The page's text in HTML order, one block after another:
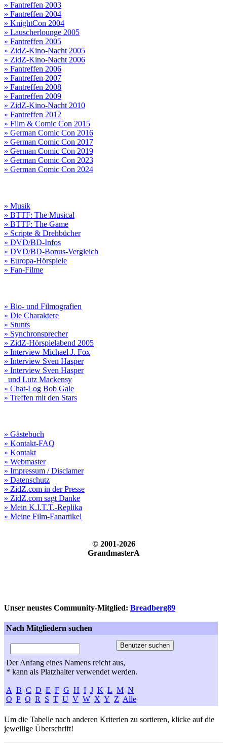
» Fantreffen 2003
» Fantreffen 2004
» KnightCon 2004
» Lauscherlounge 2005
» Fantreffen 2005
» ZidZ-Kino-Nacht 2005
» ZidZ-Kino-Nacht 2006
» Fantreffen 2006
» Fantreffen 2007
» Fantreffen 2008
» Fantreffen 2009
» ZidZ-Kino-Nacht 2010
» Fantreffen 2012
» Film & Comic Con 2015
» German Comic Con 2016
» German Comic Con 2017
» German Comic Con 2019
» German Comic Con 2023
» German Comic Con 2024
» Musik
» BTTF: The Musical
» BTTF: The Game
» Scripte & Drehbücher
» DVD/BD-Infos
» DVD/BD-Bonus-Vergleich
» Europa-Hörspiele
» Fan-Filme
» Bio- und Filmografien
» Die Charaktere
» Stunts
» Synchronsprecher
» ZidZ-Hörspielabend 2005
» Interview Michael J. Fox
» Interview Sven Hasper
» Interview Sven Hasper
und Lutz Mackensy
» Chat-Log Bob Gale
» Treffen mit den Stars
» Gästebuch
» Kontakt-FAQ
» Kontakt
» Webmaster
» Impressum / Disclamer
» Datenschutz
» ZidZ.com in der Presse
» ZidZ.com sagt Danke
» Mein K.I.T.T.-Replika
» Meine Film-Fanartikel
© 2001-2026
GrandmasterA
Unser neustes Community-Mitglied: Breadberg89
Nach Mitgliedern suchen
Der Anfang eines Namens reicht aus,
* kann als Platzhalter verwendet werden.
A B C D E F G H I J K L M N
O P Q R S T U V W X Y Z Alle
Um die Tabelle nach anderen Kriterien zu sortieren, klicke auf die
jeweilige Überschrift!